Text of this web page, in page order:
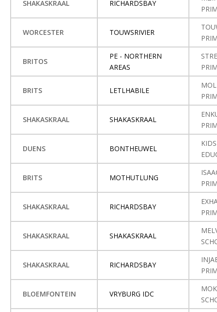
SHAKASKRAAL RICHARDSBAY
WORCESTER TOUWSRIVIER
BRITOS
PE - NORTHERN
AREAS
BRITS LETLHABILE
SHAKASKRAAL SHAKASKRAAL
DUENS BONTHEUWEL
BRITS MOTHUTLUNG
SHAKASKRAAL RICHARDSBAY
SHAKASKRAAL SHAKASKRAAL
SHAKASKRAAL RICHARDSBAY
BLOEMFONTEIN VRYBURG IDC